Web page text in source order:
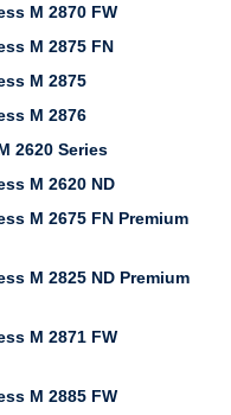
M 2870 FW
M 2875 FN
M 2875
M 2876
2620 Series
M 2620 ND
M 2675 FN Premium
M 2825 ND Premium
M 2871 FW
M 2885 FW